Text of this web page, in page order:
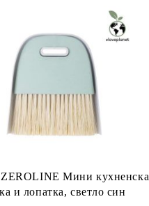
Мини кухненска
и лопатка, светло син